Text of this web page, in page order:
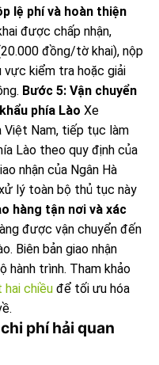
lệ phí và hoàn thiện
được chấp nhận,
đồng/tờ khai), nộp
vực kiểm tra hoặc giải
Bước 5: Vận chuyển
phía Lào Xe
Việt Nam, tiếp tục làm
Lào theo quy định của
nhận của Ngân Hà
lý toàn bộ thủ tục này
hàng tận nơi và xác
được vận chuyển đến
Biên bản giao nhận
hành trình. Tham khảo
hai chiều để tối ưu hóa
phí hải quan